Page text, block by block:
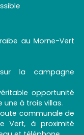
au Morne-Vert
la campagne
opportunité
une à trois villas.
communale de
Vert, à proximité